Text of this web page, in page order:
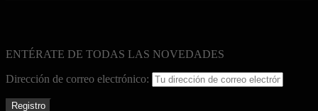
ENTÉRATE DE TODAS LAS NOVEDADES
Dirección de correo electrónico: